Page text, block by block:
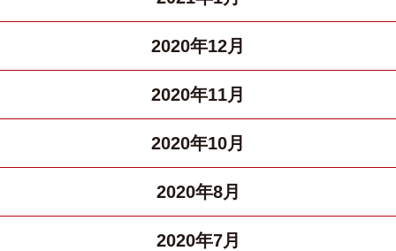
2020年12月
2020年11月
2020年10月
2020年8月
2020年7月